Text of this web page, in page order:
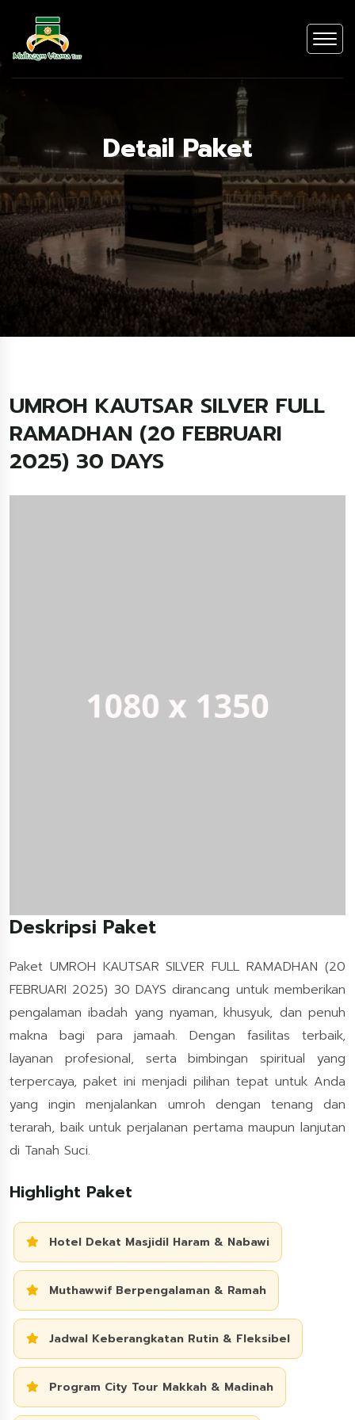
Detail Paket
UMROH KAUTSAR SILVER FULL
RAMADHAN (20 FEBRUARI
2025) 30 DAYS
Deskripsi Paket
Paket UMROH KAUTSAR SILVER FULL RAMADHAN (20
FEBRUARI 2025) 30 DAYS dirancang untuk memberikan
pengalaman ibadah yang nyaman, khusyuk, dan penuh
makna bagi para jamaah. Dengan fasilitas terbaik,
layanan profesional, serta bimbingan spiritual yang
terpercaya, paket ini menjadi pilihan tepat untuk Anda
yang ingin menjalankan umroh dengan tenang dan
terarah, baik untuk perjalanan pertama maupun lanjutan
di Tanah Suci.
Highlight Paket
Hotel Dekat Masjidil Haram & Nabawi
Muthawwif Berpengalaman & Ramah
Jadwal Keberangkatan Rutin & Fleksibel
Program City Tour Makkah & Madinah